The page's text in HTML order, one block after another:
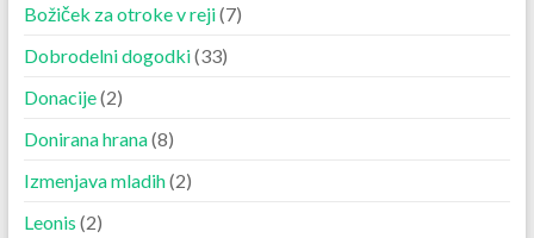
Božiček za otroke v reji(7)
Dobrodelni dogodki(33)
Donacije(2)
Donirana hrana(8)
Izmenjava mladih(2)
Leonis (2)